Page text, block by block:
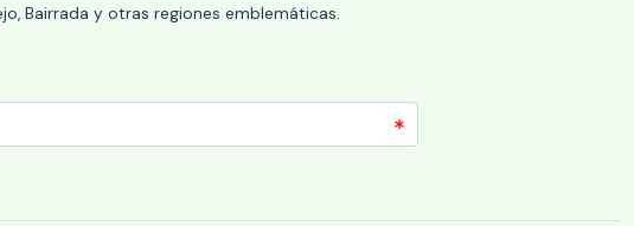
Bairrada y otras regiones emblemáticas.